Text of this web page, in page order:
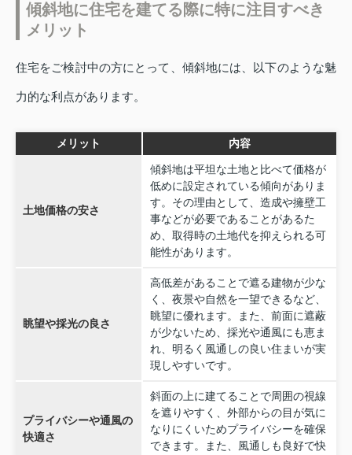
傾斜地に住宅を建てる際に特に注目すべき
メリット
住宅をご検討中の方にとって、傾斜地には、以下のような魅
力的な利点があります。
メリット 内容
土地価格の安さ
傾斜地は平坦な土地と比べて価格が
低めに設定されている傾向がありま
す。その理由として、造成や擁壁工
事などが必要であることがあるた
め、取得時の土地代を抑えられる可
能性があります。
眺望や採光の良さ
高低差があることで遮る建物が少な
く、夜景や自然を一望できるなど、
眺望に優れます。また、前面に遮蔽
が少ないため、採光や通風にも恵ま
れ、明るく風通しの良い住まいが実
現しやすいです。
プライバシーや通風の
快適さ
斜面の上に建てることで周囲の視線
を遮りやすく、外部からの目が気に
なりにくいためプライバシーを確保
できます。また、風通しも良好で快